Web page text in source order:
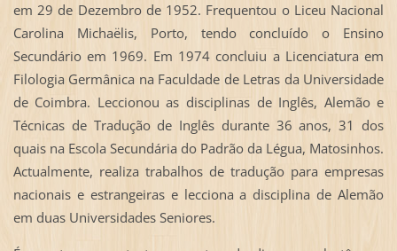
em 29 de Dezembro de 1952. Frequentou o Liceu Nacional
Carolina Michaëlis, Porto, tendo concluído o Ensino
Secundário em 1969. Em 1974 concluiu a Licenciatura em
Filologia Germânica na Faculdade de Letras da Universidade
de Coimbra. Leccionou as disciplinas de Inglês, Alemão e
Técnicas de Tradução de Inglês durante 36 anos, 31 dos
quais na Escola Secundária do Padrão da Légua, Matosinhos.
Actualmente, realiza trabalhos de tradução para empresas
nacionais e estrangeiras e lecciona a disciplina de Alemão
em duas Universidades Seniores.